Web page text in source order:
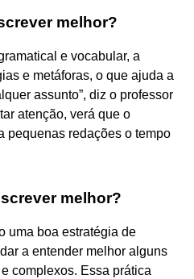
melhor?
e vocabular, a
e metáforas, o que ajuda a
assunto”, diz o professor
atenção, verá que o
pequenas redações o tempo
melhor?
uma boa estratégia de
a entender melhor alguns
complexos. Essa prática